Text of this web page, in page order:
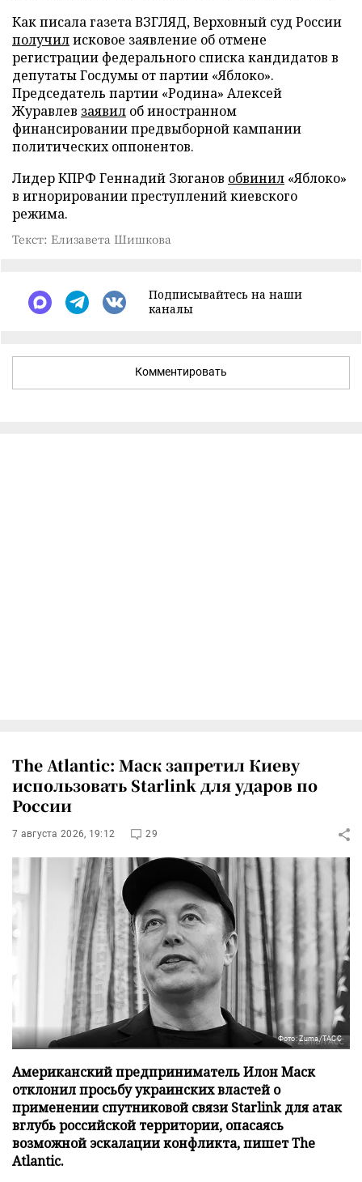
Как писала газета ВЗГЛЯД, Верховный суд России
получилисковое заявление об отмене
регистрации федерального списка кандидатов в
депутаты Госдумы от партии «Яблоко».
Председатель партии «Родина» Алексей
Журавлев заявил об иностранном
финансировании предвыборной кампании
политических оппонентов.
Лидер КПРФ Геннадий Зюганов обвинил «Яблоко»
в игнорировании преступлений киевского
режима.
Текст: Елизавета Шишкова
Подписывайтесь на наши
каналы
Комментировать
The Atlantic: Маск запретил Киеву
использовать Starlink для ударов по
России
7 августа 2026, 19:12 29
Фото: Zuma/ТАСС
Американский предприниматель Илон Маск
отклонил просьбу украинских властей о
применении спутниковой связи Starlink для атак
вглубь российской территории, опасаясь
возможной эскалации конфликта, пишет The
Atlantic.